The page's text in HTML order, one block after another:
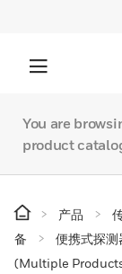
You are
product
产品
备
便携式探
(Multiple